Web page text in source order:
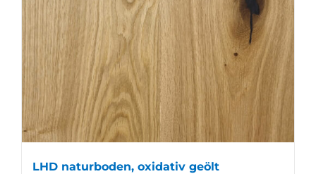
LHD naturboden, oxidativ geölt